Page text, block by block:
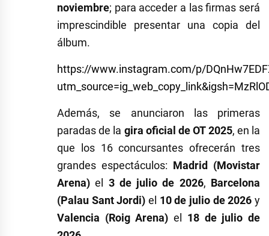
noviembre; para acceder a las firmas será
imprescindible presentar una copia del
álbum.
https://www.instagram.com/p/
Además, se anunciaron las primeras
paradas de la gira oficial de OT 2025, en la
que los 16 concursantes ofrecerán tres
grandes espectáculos: Madrid (Movistar
Arena) el 3 de julio de 2026, Barcelona
(Palau Sant Jordi) el 10 de julio de 2026 y
Valencia (Roig Arena) el 18 de julio de